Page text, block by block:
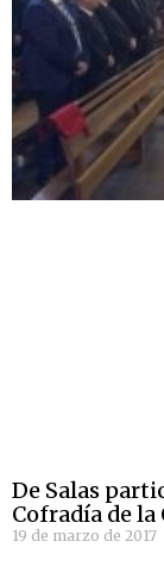
De Salas
Cofradía de
19 de marzo de 2017